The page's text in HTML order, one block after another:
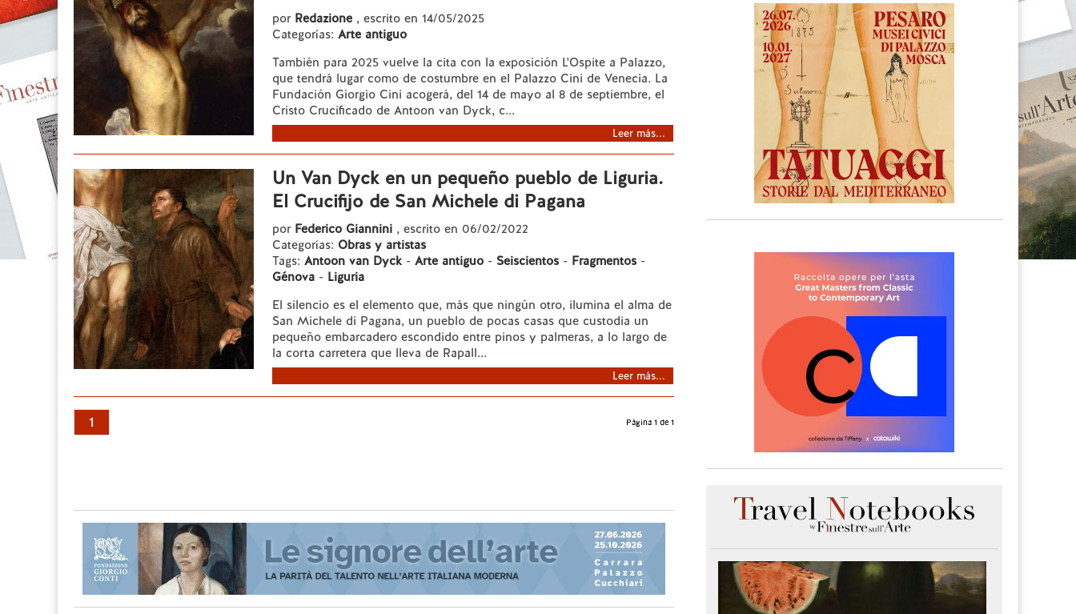
por Redazione , escrito en 14/05/2025
Categorías: Arte antiguo
También para 2025 vuelve la cita con la exposición L'Ospite a Palazzo,
que tendrá lugar como de costumbre en el Palazzo Cini de Venecia. La
Fundación Giorgio Cini acogerá, del 14 de mayo al 8 de septiembre, el
Cristo Crucificado de Antoon van Dyck, c...
Leer más...
Un Van Dyck en un pequeño pueblo de Liguria.
El Crucifijo de San Michele di Pagana
por Federico Giannini , escrito en 06/02/2022
Categorías: Obras y artistas
Tags: Antoon van Dyck - Arte antiguo - Seiscientos - Fragmentos -
Génova - Liguria
El silencio es el elemento que, más que ningún otro, ilumina el alma de
San Michele di Pagana, un pueblo de pocas casas que custodia un
pequeño embarcadero escondido entre pinos y palmeras, a lo largo de
la corta carretera que lleva de Rapall...
Leer más...
1 Página 1 de 1